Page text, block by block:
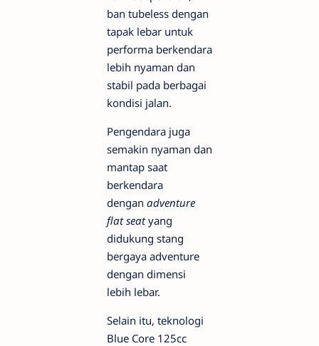
ban tubeless dengan
tapak lebar untuk
performa berkendara
lebih nyaman dan
stabil pada berbagai
kondisi jalan.
Pengendara juga
semakin nyaman dan
mantap saat
berkendara
dengan adventure
flat seatyang
didukung stang
bergaya adventure
dengan dimensi
lebih lebar.
Selain itu, teknologi
Blue Core 125cc